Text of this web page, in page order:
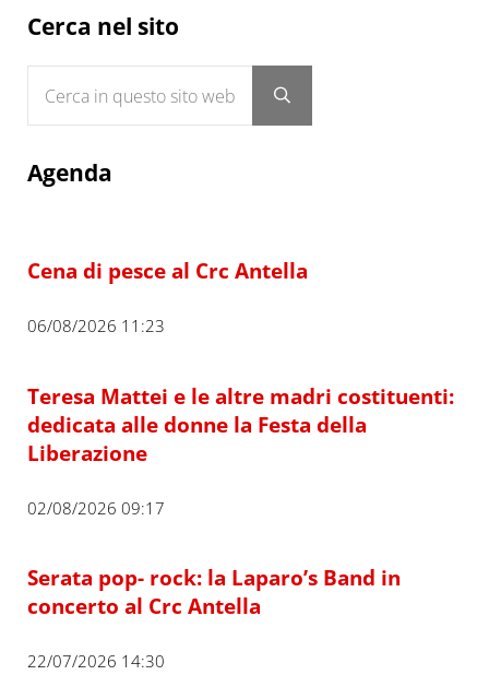
Sidebar
Cerca nel sito
Submit search
Agenda
Cena di pesce al Crc Antella
06/08/2026 11:23
Teresa Mattei e le altre madri costituenti:
dedicata alle donne la Festa della
Liberazione
02/08/2026 09:17
Serata pop- rock: la Laparo’s Band in
concerto al Crc Antella
22/07/2026 14:30